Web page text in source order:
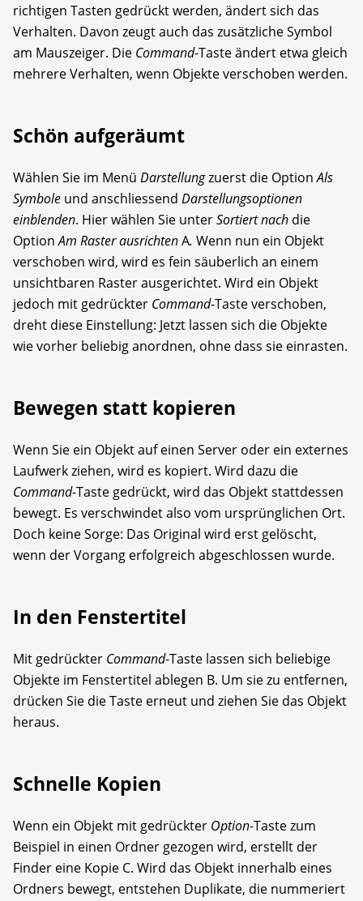
richtigen Tasten gedrückt werden, ändert sich das
Verhalten. Davon zeugt auch das zusätzliche Symbol
am Mauszeiger. Die Command-Taste ändert etwa gleich
mehrere Verhalten, wenn Objekte verschoben werden.
Schön aufgeräumt
Wählen Sie im Menü Darstellungzuerst die OptionAls
Symbole und anschliessend Darstellungsoptionen
einblenden. Hier wählen Sie unterSortiert nach die
OptionAm Raster ausrichtenA. Wenn nun ein Objekt
verschoben wird, wird es fein säuberlich an einem
unsichtbaren Raster ausgerichtet. Wird ein Objekt
jedoch mit gedrückter Command-Taste verschoben,
dreht diese Einstellung: Jetzt lassen sich die Objekte
wie vorher beliebig anordnen, ohne dass sie einrasten.
Bewegen statt kopieren
Wenn Sie ein Objekt auf einen Server oder ein externes
Laufwerk ziehen, wird es kopiert. Wird dazu die
Command-Taste gedrückt, wird das Objekt stattdessen
bewegt. Es verschwindet also vom ursprünglichen Ort.
Doch keine Sorge: Das Original wird erst gelöscht,
wenn der Vorgang erfolgreich abgeschlossen wurde.
In den Fenstertitel
Mit gedrückter Command-Taste lassen sich beliebige
Objekte im Fenstertitel ablegen B. Um sie zu entfernen,
drücken Sie die Taste erneut und ziehen Sie das Objekt
heraus.
Schnelle Kopien
Wenn ein Objekt mit gedrückter Option-Taste zum
Beispiel in einen Ordner gezogen wird, erstellt der
Finder eine Kopie C. Wird das Objekt innerhalb eines
Ordners bewegt, entstehen Duplikate, die nummeriert